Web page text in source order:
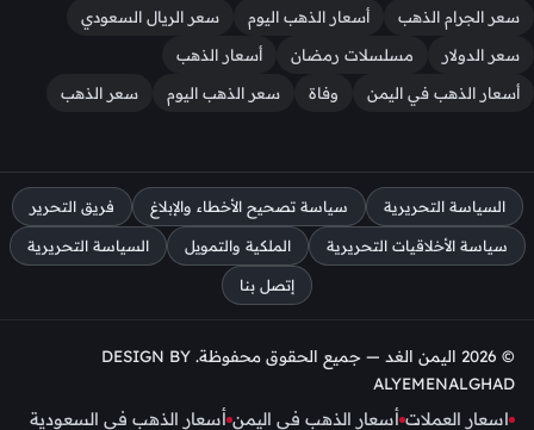
سعر الجرام الذهب أسعار الذهب اليوم
سعر الريال السعودي
سعر الدولار
مسلسلات رمضان
أسعار الذهب
أسعار الذهب في اليمن
وفاة سعر الذهب اليوم سعر الذهب
السياسة التحريرية سياسة تصحيح الأخطاء والإبلاغ فريق التحرير
سياسة الأخلاقيات التحريرية الملكية والتمويل السياسة التحريرية
إتصل بنا
© 2026 اليمن الغد — جميع الحقوق محفوظة. DESIGN BY
ALYEMENALGHAD
اسعار العملات أسعار الذهب في اليمن أسعار الذهب في السعودية